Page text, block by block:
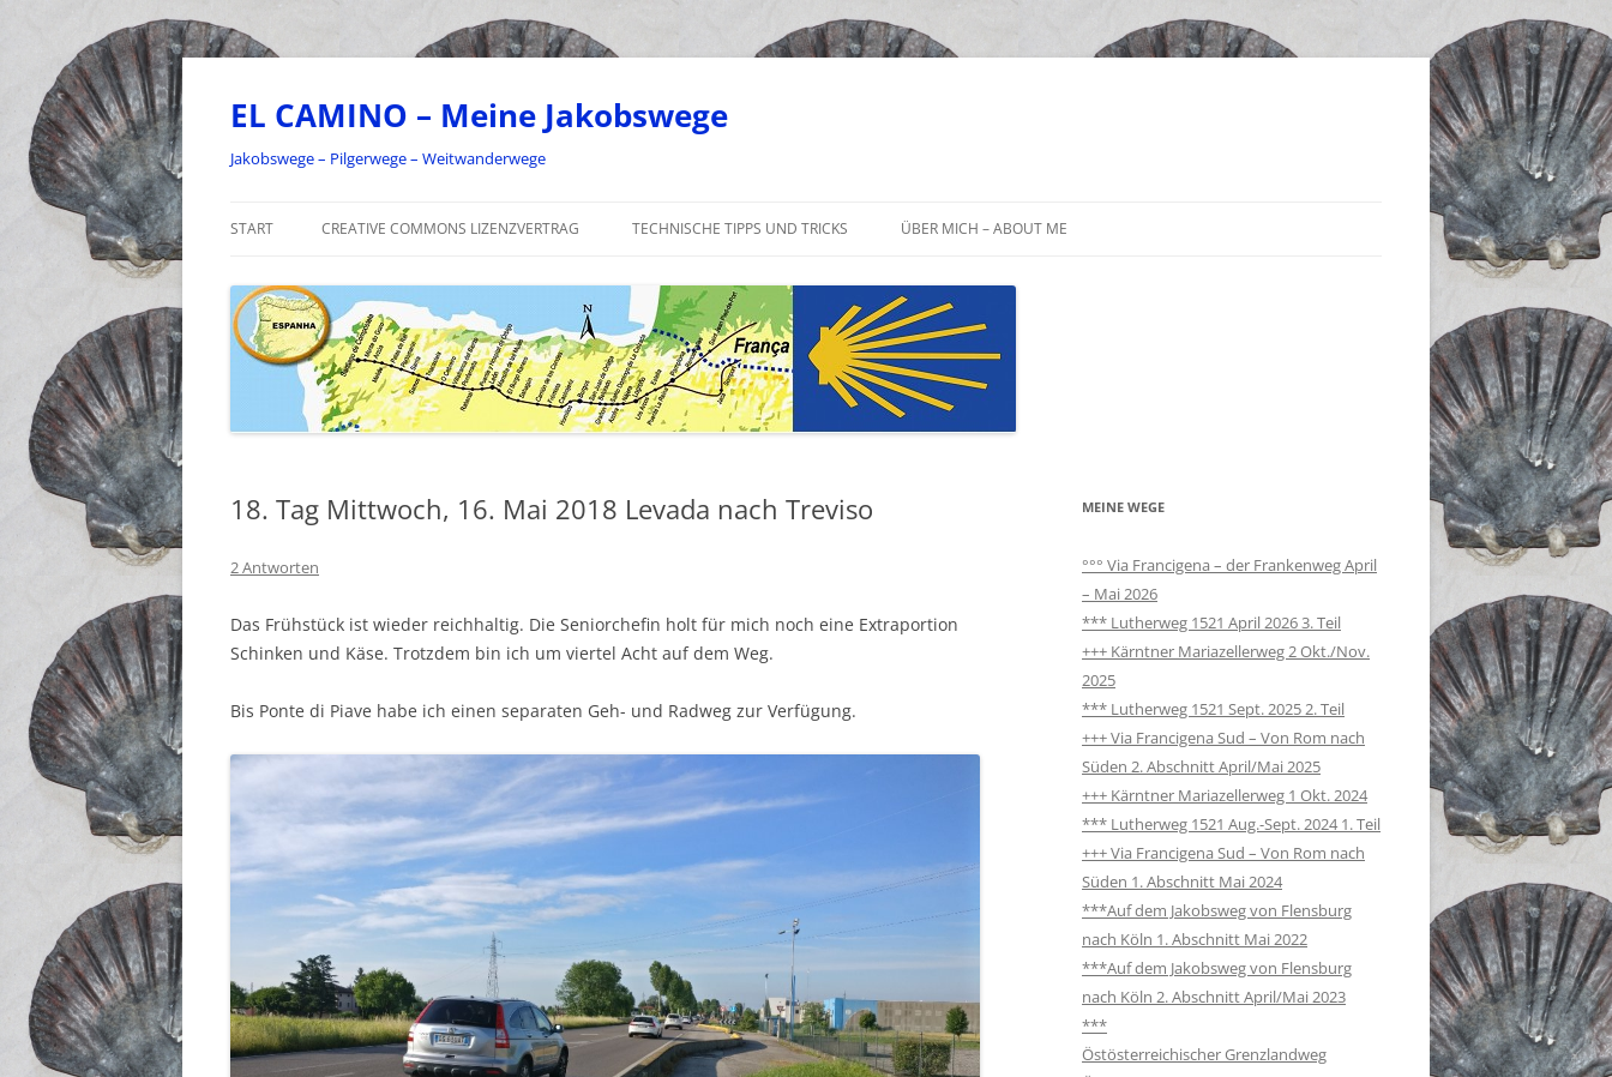
Zum
EL CAMINO – Meine Jakobswege
Jakobswege – Pilgerwege – Weitwanderwege
START CREATIVE COMMONS LIZENZVERTRAG TECHNISCHE TIPPS UND TRICKS ÜBER MICH – ABOUT ME
18. Tag Mittwoch, 16. Mai 2018 Levada nach Treviso
2 Antworten
Das Frühstück ist wieder reichhaltig. Die Seniorchefin holt für mich noch eine Extraportion
Schinken und Käse. Trotzdem bin ich um viertel Acht auf dem Weg.
Bis Ponte di Piave habe ich einen separaten Geh- und Radweg zur Verfügung.
MEINE WEGE
°°° Via Francigena – der Frankenweg April
– Mai 2026
*** Lutherweg 1521 April 2026 3. Teil
+++ Kärntner Mariazellerweg 2 Okt./Nov.
2025
*** Lutherweg 1521 Sept. 2025 2. Teil
+++ Via Francigena Sud – Von Rom nach
Süden 2. Abschnitt April/Mai 2025
+++ Kärntner Mariazellerweg 1 Okt. 2024
*** Lutherweg 1521 Aug.-Sept. 2024 1. Teil
+++ Via Francigena Sud – Von Rom nach
Süden 1. Abschnitt Mai 2024
***Auf dem Jakobsweg von Flensburg
nach Köln 1. Abschnitt Mai 2022
***Auf dem Jakobsweg von Flensburg
nach Köln 2. Abschnitt April/Mai 2023
***
Östösterreichischer Grenzlandweg